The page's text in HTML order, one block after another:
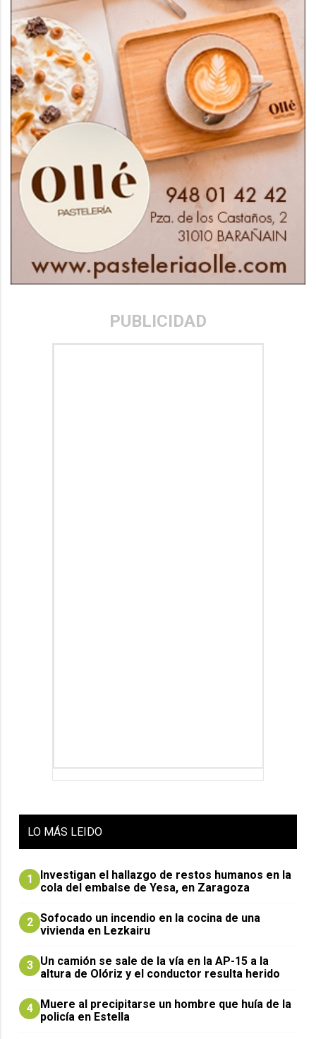
PUBLICIDAD
LO MÁS LEIDO
1
Investigan el hallazgo de restos humanos en la
cola del embalse de Yesa, en Zaragoza
2 Sofocado un incendio en la cocina de una
vivienda en Lezkairu
3 Un camión se sale de la vía en la AP-15 a la
altura de Olóriz y el conductor resulta herido
4 Muere al precipitarse un hombre que huía de la
policía en Estella